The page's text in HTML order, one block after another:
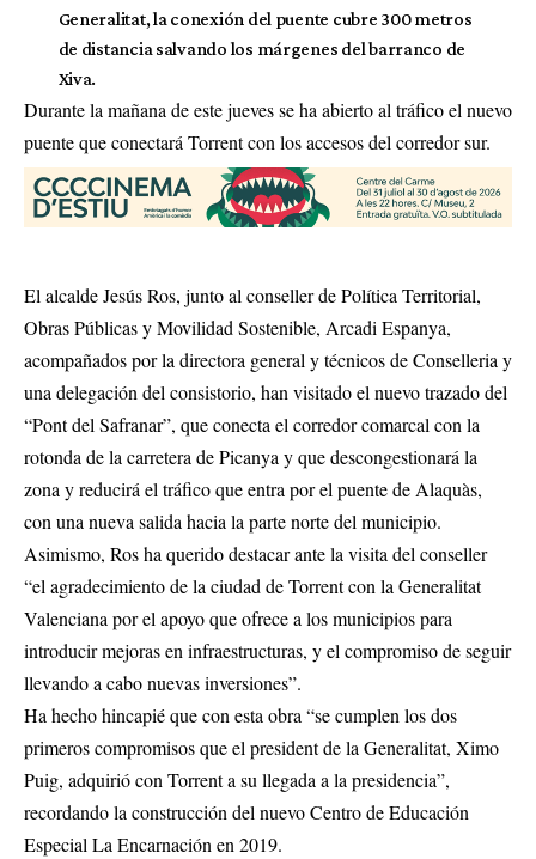
Generalitat, la conexión del puente cubre 300 metros
de distancia salvando los márgenes del barranco de
Xiva.
Durante la mañana de este jueves se ha abierto al tráfico el nuevo
puente que conectará Torrent con los accesos del corredor sur.
El alcalde Jesús Ros, junto al conseller de Política Territorial,
Obras Públicas y Movilidad Sostenible, Arcadi Espanya,
acompañados por la directora general y técnicos de Conselleria y
una delegación del consistorio, han visitado el nuevo trazado del
“Pont del Safranar”, que conecta el corredor comarcal con la
rotonda de la carretera de Picanya y que descongestionará la
zona y reducirá el tráfico que entra por el puente de Alaquàs,
con una nueva salida hacia la parte norte del municipio.
Asimismo, Ros ha querido destacar ante la visita del conseller
“el agradecimiento de la ciudad de Torrent con la Generalitat
Valenciana por el apoyo que ofrece a los municipios para
introducir mejoras en infraestructuras, y el compromiso de seguir
llevando a cabo nuevas inversiones”.
Ha hecho hincapié que con esta obra “se cumplen los dos
primeros compromisos que el president de la Generalitat, Ximo
Puig, adquirió con Torrent a su llegada a la presidencia”,
recordando la construcción del nuevo Centro de Educación
Especial La Encarnación en 2019.